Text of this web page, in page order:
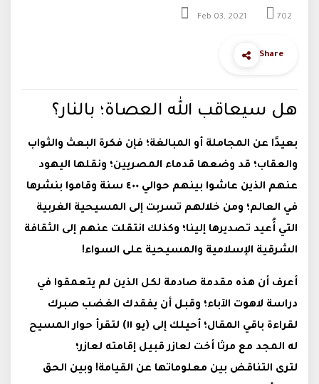
Feb 03, 2021 702
Share
هل سيعاقب الله العصاة؛ بالنار؟
بعيدًا عن المجاملة أو المبالغة؛ فإن فكرة البعث والثواب
والعقاب؛ قد وضعها قدماء المصريين؛ ونقلها اليهود
عنهم الذين عاشوا بينهم حوالي ٤٠٠ سنة وقاموا بنشرها
في العالم؛ ومن خلالهم تسربت إلى المسيحية الغربية
التي أُعيد تصديرها إلينا؛ وكذلك انتقلت عنهم إلى الثقافة
الشرقية الإسلامية والمسيحية على السواء!
أعرف أن هذه مقدمة صادمة لكل الذين لم يتعمقوا في
دراسة لاهوت الآباء؛ وقبل أن يفقدك الغضب صبرك
لقراءة باقي المقال؛ أحيلك إلى (يو ١١) لتقرأ حوار المسيح
له المجد مع مرثا أخت لعازر قبيل إقامته لعازر؛
لترى التناقض بين معلوماتها عن القيامة! وبين الحق